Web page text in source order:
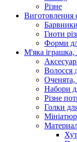
Різне
Виготовлення
Гноти
Форми
М'яка іграшка,
Волосся
Оченята,
Набори
Різне
Голки